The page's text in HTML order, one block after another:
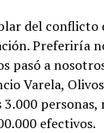
del conflicto
Preferiría
pasó a
Varela,
3.000
efectivos.